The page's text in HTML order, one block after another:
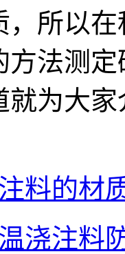
，所以
方法测
就为大
料的材
浇注料